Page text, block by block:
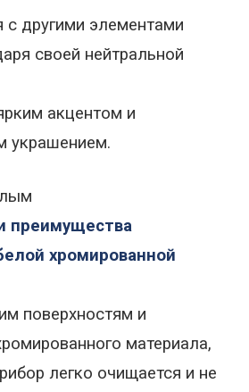
с другими элементами
своей нейтральной
акцентом и
украшением.
преимущества
хромированной
поверхностям и
материала,
легко очищается и не